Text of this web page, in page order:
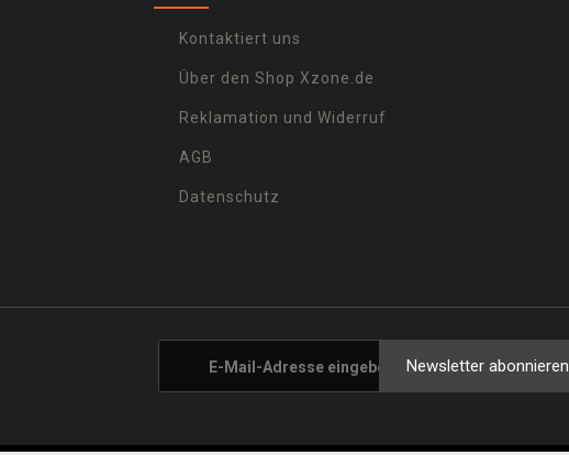
Kontaktiert uns
Über den Shop Xzone.de
Reklamation und Widerruf
AGB
Datenschutz
Newsletter abonnieren